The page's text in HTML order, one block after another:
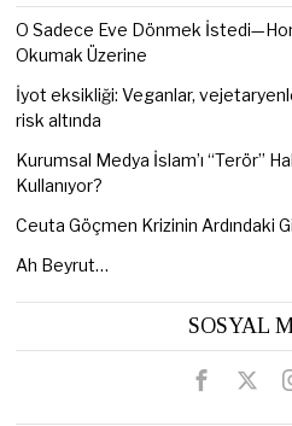
O Sadece Eve Dönmek
Okumak Üzerine
İyot eksikliği: Veganlar,
risk altında
Kurumsal Medya İslam’ı “Terör”
Kullanıyor?
Ceuta Göçmen Krizinin Ardındaki
Ah Beyrut…
SOSYAL